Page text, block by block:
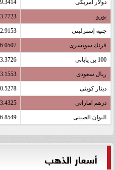
دولار أمريكى
يورو
جنيه إسترلينى
فرنك سويسرى
100 ين يابانى
ريال سعودى
دينار كويتى
درهم اماراتى
اليوان الصينى 6.8549
أسعار الذهب